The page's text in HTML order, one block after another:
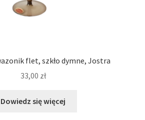
flet, szkło dymne, Jostra
33,00 zł
Dowiedz się więcej